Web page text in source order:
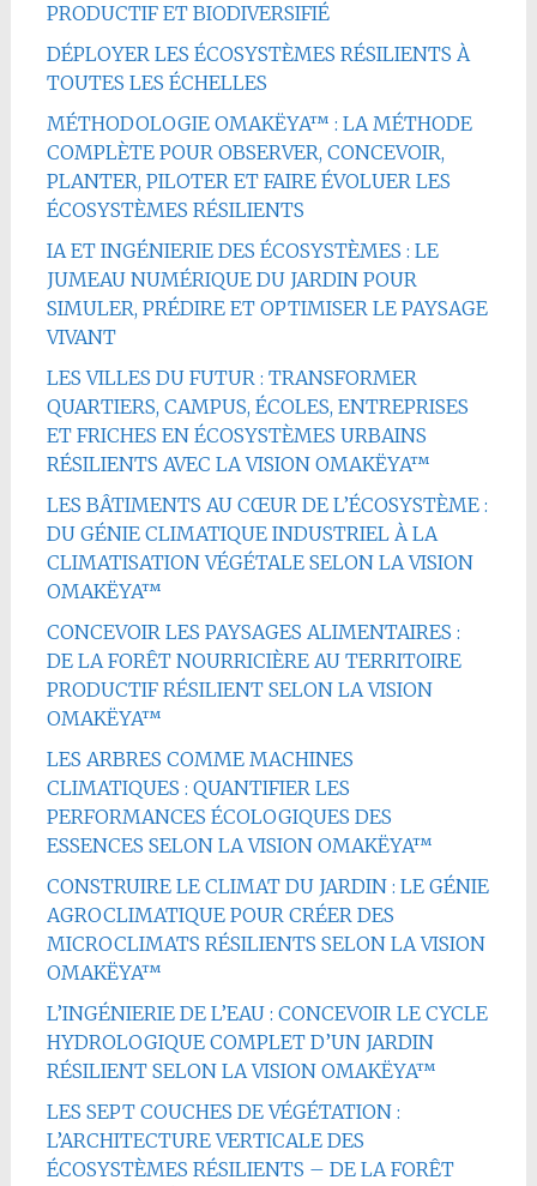
PRODUCTIF ET BIODIVERSIFIÉ
DÉPLOYER LES ÉCOSYSTÈMES RÉSILIENTS À
TOUTES LES ÉCHELLES
MÉTHODOLOGIE OMAKËYA™ : LA MÉTHODE
COMPLÈTE POUR OBSERVER, CONCEVOIR,
PLANTER, PILOTER ET FAIRE ÉVOLUER LES
ÉCOSYSTÈMES RÉSILIENTS
IA ET INGÉNIERIE DES ÉCOSYSTÈMES : LE
JUMEAU NUMÉRIQUE DU JARDIN POUR
SIMULER, PRÉDIRE ET OPTIMISER LE PAYSAGE
VIVANT
LES VILLES DU FUTUR : TRANSFORMER
QUARTIERS, CAMPUS, ÉCOLES, ENTREPRISES
ET FRICHES EN ÉCOSYSTÈMES URBAINS
RÉSILIENTS AVEC LA VISION OMAKËYA™
LES BÂTIMENTS AU CŒUR DE L’ÉCOSYSTÈME :
DU GÉNIE CLIMATIQUE INDUSTRIEL À LA
CLIMATISATION VÉGÉTALE SELON LA VISION
OMAKËYA™
CONCEVOIR LES PAYSAGES ALIMENTAIRES :
DE LA FORÊT NOURRICIÈRE AU TERRITOIRE
PRODUCTIF RÉSILIENT SELON LA VISION
OMAKËYA™
LES ARBRES COMME MACHINES
CLIMATIQUES : QUANTIFIER LES
PERFORMANCES ÉCOLOGIQUES DES
ESSENCES SELON LA VISION OMAKËYA™
CONSTRUIRE LE CLIMAT DU JARDIN : LE GÉNIE
AGROCLIMATIQUE POUR CRÉER DES
MICROCLIMATS RÉSILIENTS SELON LA VISION
OMAKËYA™
L’INGÉNIERIE DE L’EAU : CONCEVOIR LE CYCLE
HYDROLOGIQUE COMPLET D’UN JARDIN
RÉSILIENT SELON LA VISION OMAKËYA™
LES SEPT COUCHES DE VÉGÉTATION :
L’ARCHITECTURE VERTICALE DES
ÉCOSYSTÈMES RÉSILIENTS – DE LA FORÊT